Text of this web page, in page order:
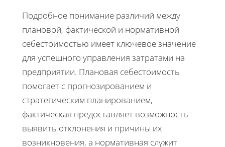
Подробное понимание различий между
плановой, фактической и нормативной
себестоимостью имеет ключевое значение
для успешного управления затратами на
предприятии. Плановая себестоимость
помогает с прогнозированием и
стратегическим планированием,
фактическая предоставляет возможность
выявить отклонения и причины их
возникновения, а нормативная служит